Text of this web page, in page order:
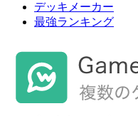
デッキメーカー
最強ランキング